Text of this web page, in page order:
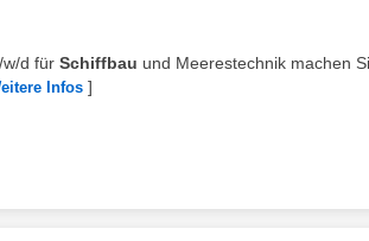
w/d für Schiffbau und Meerestechnik machen
Infos ]